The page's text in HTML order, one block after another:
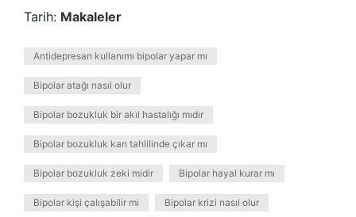
Tarih: Makaleler
Antidepresan kullanımı bipolar yapar mı
Bipolar atağı nasıl olur
Bipolar bozukluk bir akıl hastalığı mıdır
Bipolar bozukluk kan tahlilinde çıkar mı
Bipolar bozukluk zeki midir Bipolar hayal kurar mı
Bipolar kişi çalışabilir mi Bipolar krizi nasıl olur